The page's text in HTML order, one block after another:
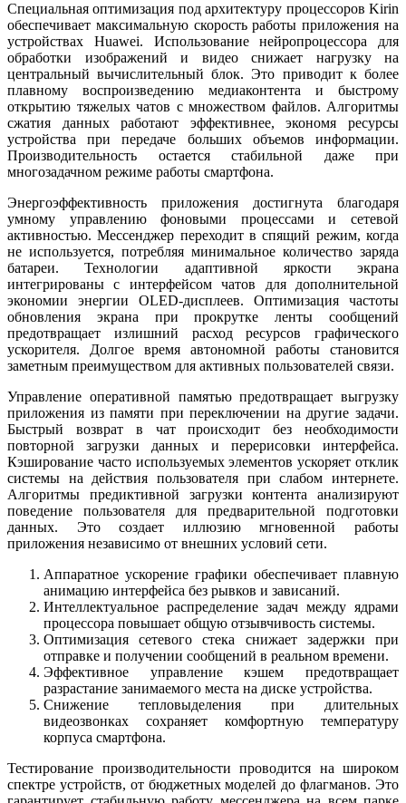
Специальная оптимизация под архитектуру процессоров Kirin
обеспечивает максимальную скорость работы приложения на
устройствах Huawei. Использование нейропроцессора для
обработки изображений и видео снижает нагрузку на
центральный вычислительный блок. Это приводит к более
плавному воспроизведению медиаконтента и быстрому
открытию тяжелых чатов с множеством файлов. Алгоритмы
сжатия данных работают эффективнее, экономя ресурсы
устройства при передаче больших объемов информации.
Производительность остается стабильной даже при
многозадачном режиме работы смартфона.
Энергоэффективность приложения достигнута благодаря
умному управлению фоновыми процессами и сетевой
активностью. Мессенджер переходит в спящий режим, когда
не используется, потребляя минимальное количество заряда
батареи. Технологии адаптивной яркости экрана
интегрированы с интерфейсом чатов для дополнительной
экономии энергии OLED-дисплеев. Оптимизация частоты
обновления экрана при прокрутке ленты сообщений
предотвращает излишний расход ресурсов графического
ускорителя. Долгое время автономной работы становится
заметным преимуществом для активных пользователей связи.
Управление оперативной памятью предотвращает выгрузку
приложения из памяти при переключении на другие задачи.
Быстрый возврат в чат происходит без необходимости
повторной загрузки данных и перерисовки интерфейса.
Кэширование часто используемых элементов ускоряет отклик
системы на действия пользователя при слабом интернете.
Алгоритмы предиктивной загрузки контента анализируют
поведение пользователя для предварительной подготовки
данных. Это создает иллюзию мгновенной работы
приложения независимо от внешних условий сети.
Аппаратное ускорение графики обеспечивает плавную
анимацию интерфейса без рывков и зависаний.
Интеллектуальное распределение задач между ядрами
процессора повышает общую отзывчивость системы.
Оптимизация сетевого стека снижает задержки при
отправке и получении сообщений в реальном времени.
Эффективное управление кэшем предотвращает
разрастание занимаемого места на диске устройства.
Снижение тепловыделения при длительных
видеозвонках сохраняет комфортную температуру
корпуса смартфона.
Тестирование производительности проводится на широком
спектре устройств, от бюджетных моделей до флагманов. Это